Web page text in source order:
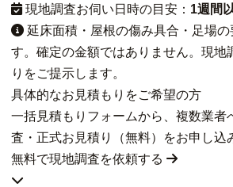
現地調査お伺い日時の目安： 1週間
延床面積・屋根の傷み具合・足場の
す。確定の金額ではありません。現地
りをご提示します。
具体的なお見積もりをご希望の方
一括見積もりフォームから、複数業者
査・正式お見積り（無料）をお申し込
無料で現地調査を依頼する